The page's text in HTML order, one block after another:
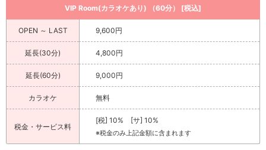
VIP Room(カラオケあり) （60分） [税込]
OPEN ～ LAST 9,600円
延長(30分) 4,800円
延長(60分) 9,000円
カラオケ 無料
税金・サービス料
[税] 10% [サ] 10%
※税金のみ上記金額に含まれます